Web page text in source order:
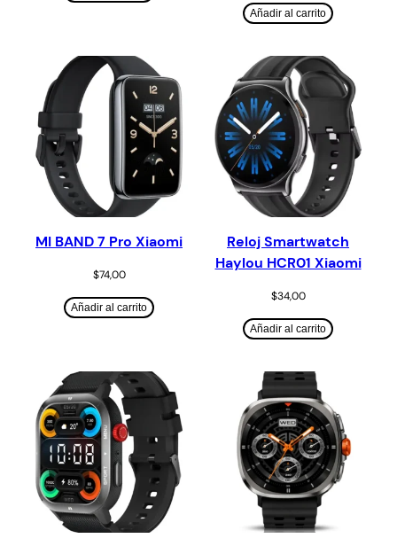
Añadir al carrito
MI BAND 7 Pro Xiaomi
$74,00
Añadir al carrito
Reloj Smartwatch
Haylou HCR01 Xiaomi
$34,00
Añadir al carrito